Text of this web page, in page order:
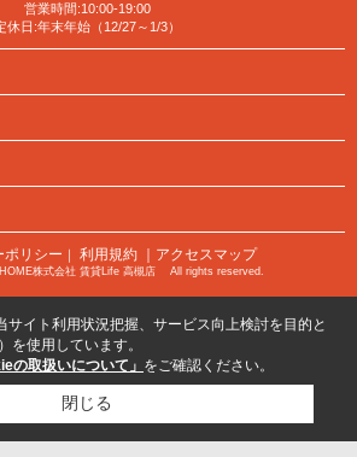
営業時間:10:00-19:00
休日:年末年始（12/27～1/3）
ポリシー 利用規約 ｜アクセスマップ
株式会社 賃貸Life 高槻店 All rights reserved.
サイト利用状況把握、サービス向上検討を目的と
を使用しています。
の取扱いについて」 をご確認ください。
閉じる